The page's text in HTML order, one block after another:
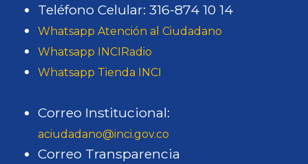
Teléfono Celular: 316-874 10 14
Whatsapp Atención al Ciudadano
Whatsapp INCIRadio
Whatsapp Tienda INCI
Correo Institucional:
aciudadano@inci.gov.co
Correo Transparencia